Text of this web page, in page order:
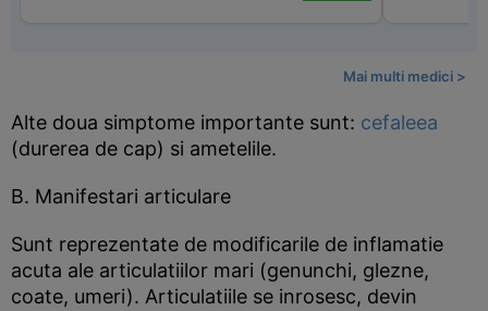
Mai multi medici >
Alte doua simptome importante sunt: cefaleea
(durerea de cap) si ametelile.
B. Manifestari articulare
Sunt reprezentate de modificarile de inflamatie
acuta ale articulatiilor mari (genunchi, glezne,
coate, umeri). Articulatiile se inrosesc, devin